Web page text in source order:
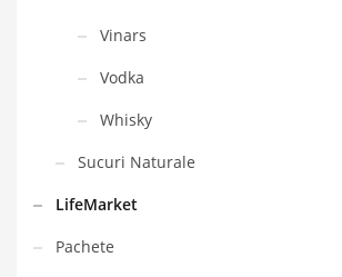
Vinars
Vodka
Whisky
Sucuri Naturale
LifeMarket
Pachete